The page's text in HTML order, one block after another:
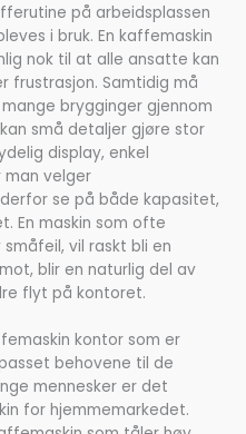
på arbeidsplassen
i bruk. En kaffemaskin
nok til at alle ansatte kan
Samtidig må
brygginger gjennom
små detaljer gjøre stor
display, enkel
man velger
se på både kapasitet,
En maskin som ofte
vil raskt bli en
blir en naturlig del av
flyt på kontoret.
kontor som er
behovene til de
mennesker er det
for hjemmemarkedet.